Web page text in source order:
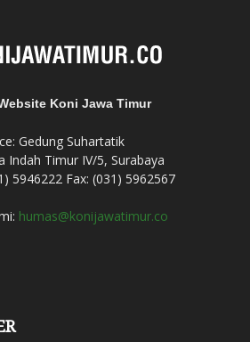
Koni Jawa Timur
Gedung Suhartatik
Indah Timur IV/5, Surabaya
5946222 Fax: (031) 5962567
humas@konijawatimur.co